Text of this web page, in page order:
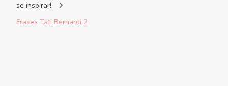
se inspirar!
Frases Tati Bernardi 2